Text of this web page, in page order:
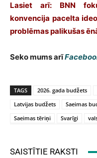
Lasiet arī: BNN
konvencija pacelta
problēmas palikušas
Seko mums arī
TAGS 2026. gada budžets
Latvijas budžets
Saeimas
Saeimas tēriņi
Svarīgi
SAISTĪTIE RAKSTI